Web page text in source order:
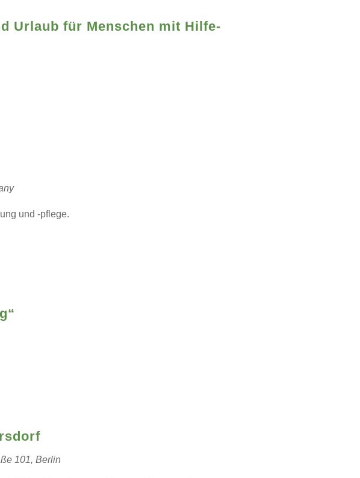
Urlaub für Menschen mit Hilfe-
und -pflege.
101, Berlin